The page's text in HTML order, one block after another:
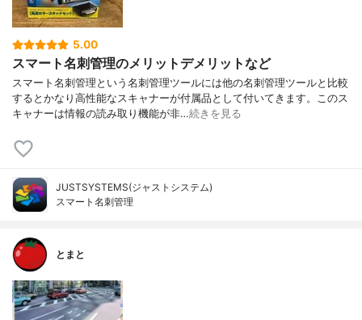
5.00
スマート名刺管理のメリットデメリットなど
スマート名刺管理という名刺管理ツールには他の名刺管理ツールと比較
するとかなり高性能なスキャナーが付属品として付いてきます。このス
キャナーは情報の読み取り機能が非…続きを見る
JUSTSYSTEMS(ジャストシステム)
スマート名刺管理
とまと